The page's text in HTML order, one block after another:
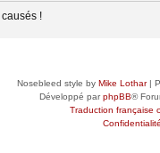
!
Nosebleed style by Mike Lothar|
Développé parphpBB®
Traduction française
Confidentialité